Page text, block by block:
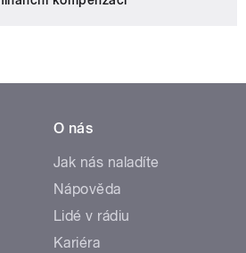
O nás
Jak nás naladíte
Nápověda
Lidé v rádiu
Kariéra